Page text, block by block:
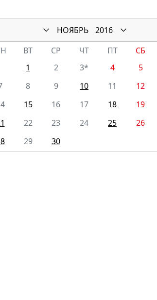
НОЯБРЬ
2016
ВТ СР ЧТ ПТ СБ
1
2 3* 4 5
8 9 10 11 12
15 16 17 18 19
22 23 24 25 26
29 30